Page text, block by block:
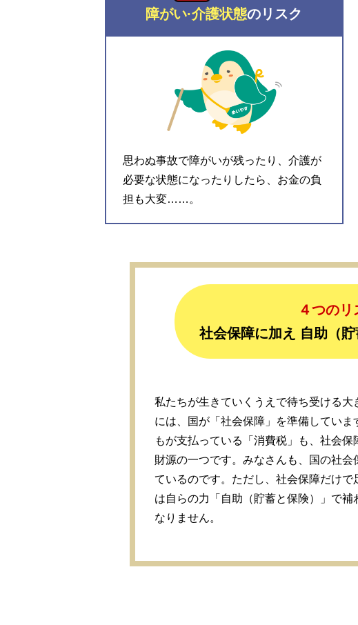
障がい·介護状態のリスク
思わぬ事故で障がいが残ったり、介護が
必要な状態になったりしたら、お金の負
担も大変……。
４つのリ
社会保障に加え 自助（
私たちが生きていくうえで待ち受ける大
には、国が「社会保障」を準備していま
もが支払っている「消費税」も、社会保
財源の一つです。みなさんも、国の社会
ているのです。ただし、社会保障だけで
は自らの力「自助（貯蓄と保険）」で補
なりません。